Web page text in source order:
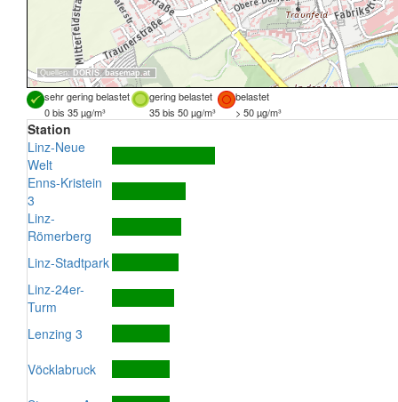
Quellen: DORIS, basemap.at
sehr gering belastet gering belastet
belastet
0 bis 35 µg/m³
35 bis 50 µg/m³ > 50 µg/m³
Station
Linz-Neue
Welt
Enns-Kristein
3
Linz-
Römerberg
Linz-Stadtpark
Linz-24er-
Turm
Lenzing 3
Vöcklabruck